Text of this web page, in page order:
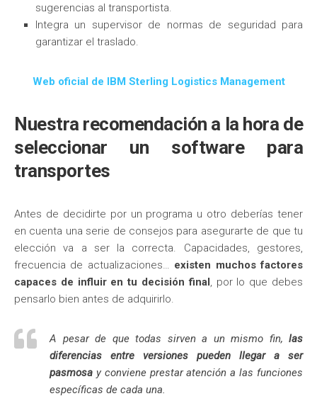
sugerencias al transportista.
Integra un supervisor de normas de seguridad para
garantizar el traslado.
Web oficial de IBM Sterling Logistics Management
Nuestra recomendación a la hora de
seleccionar un software para
transportes
Antes de decidirte por un programa u otro deberías tener
en cuenta una serie de consejos para asegurarte de que tu
elección va a ser la correcta. Capacidades, gestores,
frecuencia de actualizaciones… existen muchos factores
capaces de influir en tu decisión final, por lo que debes
pensarlo bien antes de adquirirlo.
A pesar de que todas sirven a un mismo fin, las
diferencias entre versiones pueden llegar a ser
pasmosa y conviene prestar atención a las funciones
específicas de cada una.